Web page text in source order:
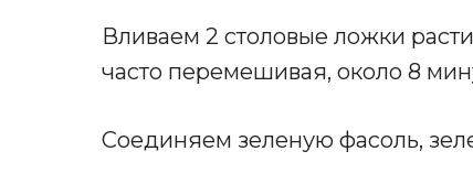
Вливаем 2 столовые ложки
часто перемешивая, около 8
Соединяем зеленую фасоль,